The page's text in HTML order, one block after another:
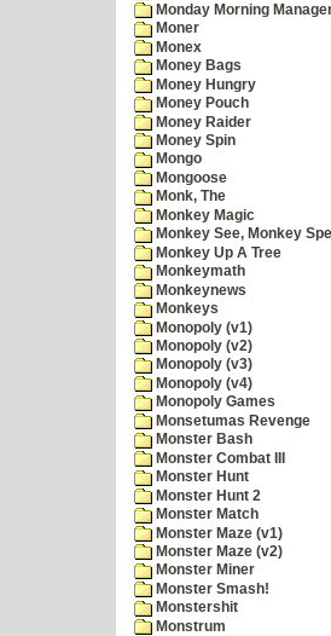
Monday Morning
Moner
Monex
Money Bags
Money Hungry
Money Pouch
Money Raider
Money Spin
Mongo
Mongoose
Monk, The
Monkey Magic
Monkey See, Monkey
Monkey Up A Tree
Monkeymath
Monkeynews
Monkeys
Monopoly (v1)
Monopoly (v2)
Monopoly (v3)
Monopoly (v4)
Monopoly Games
Monsetumas Revenge
Monster Bash
Monster Combat III
Monster Hunt
Monster Hunt 2
Monster Match
Monster Maze (v1)
Monster Maze (v2)
Monster Miner
Monster Smash!
Monstershit
Monstrum